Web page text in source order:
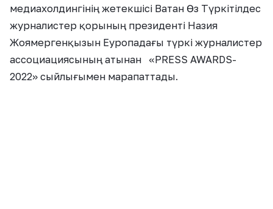
медиахолдингінің жетекшісі Ватан Өз Түркітілдес
журналистер қорының президенті Назия
Жоямергенқызын Еуропадағы түркі журналистер
ассоциациясының атынан «PRESS AWARDS-
2022» сыйлығымен марапаттады.